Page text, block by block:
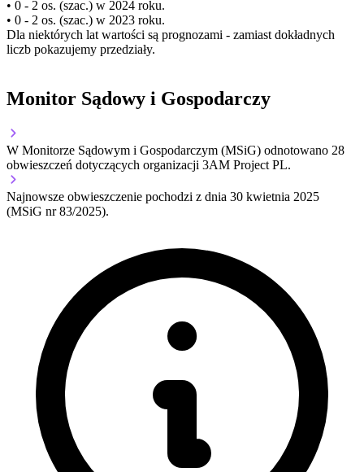
• 0 - 2 os. (szac.) w 2024 roku.
• 0 - 2 os. (szac.) w 2023 roku.
Dla niektórych lat wartości są prognozami - zamiast dokładnych
liczb pokazujemy przedziały.
Monitor Sądowy i Gospodarczy
W Monitorze Sądowym i Gospodarczym (MSiG) odnotowano 28
obwieszczeń dotyczących organizacji 3AM Project PL.
Najnowsze obwieszczenie pochodzi z dnia 30 kwietnia 2025
(MSiG nr 83/2025).